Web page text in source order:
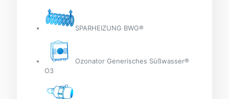
SPARHEIZUNG BWG®
Ozonator Generisches Süßwasser®
O3